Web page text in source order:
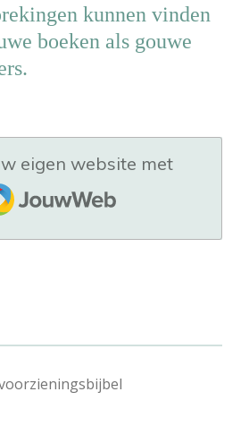
kunnen vinden
boeken als gouwe
eigen website met